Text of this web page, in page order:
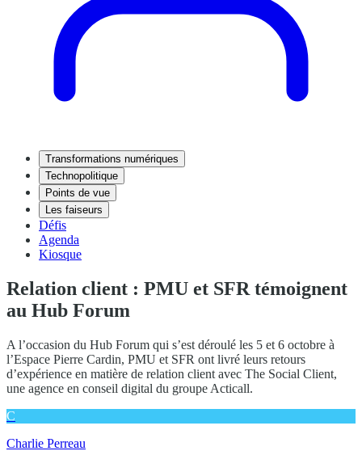
Transformations numériques
Technopolitique
Points de vue
Les faiseurs
Défis
Agenda
Kiosque
Relation client : PMU et SFR témoignent
au Hub Forum
A l’occasion du Hub Forum qui s’est déroulé les 5 et 6 octobre à
l’Espace Pierre Cardin, PMU et SFR ont livré leurs retours
d’expérience en matière de relation client avec The Social Client,
une agence en conseil digital du groupe Acticall.
C
Charlie Perreau